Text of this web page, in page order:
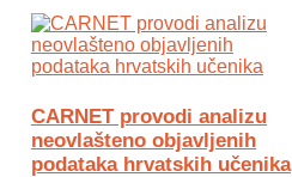
CARNET provodi analizu
neovlašteno objavljenih
podataka hrvatskih učenika